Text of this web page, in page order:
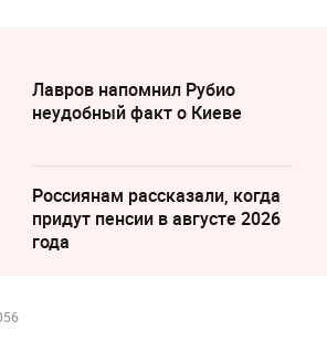
Лавров напомнил Рубио
неудобный факт о Киеве
Россиянам рассказали, когда
придут пенсии в августе 2026
года